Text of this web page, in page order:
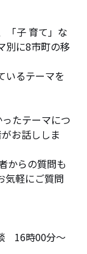
「子 育て」な
別に8市町の移
いるテーマを
たテーマにつ
お話ししま
からの質問も
気軽にご質問
16時00分～